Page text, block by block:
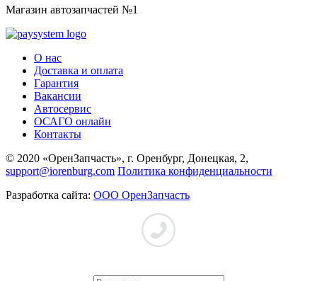
Магазин автозапчастей №1
О нас
Доставка и оплата
Гарантия
Вакансии
Автосервис
ОСАГО онлайн
Контакты
© 2020 «ОренЗапчасть», г. Оренбург, Донецкая, 2,
support@iorenburg.com Политика конфиденциальности
Разработка сайта: ООО ОренЗапчасть